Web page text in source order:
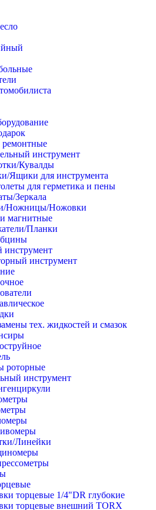
ремонтные
инструмент
Кувалды
Ящики для инструмента
для герметика и пены
Зеркала
Ножницы/Ножовки
магнитные
Планки
инструмент
инструмент
тех. жидкостей и смазок
роторные
инструмент
Линейки
торцевые 1/4"DR глубокие
торцевые внешний TORX